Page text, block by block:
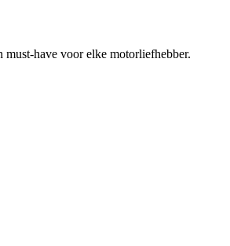
must-have voor elke motorliefhebber.